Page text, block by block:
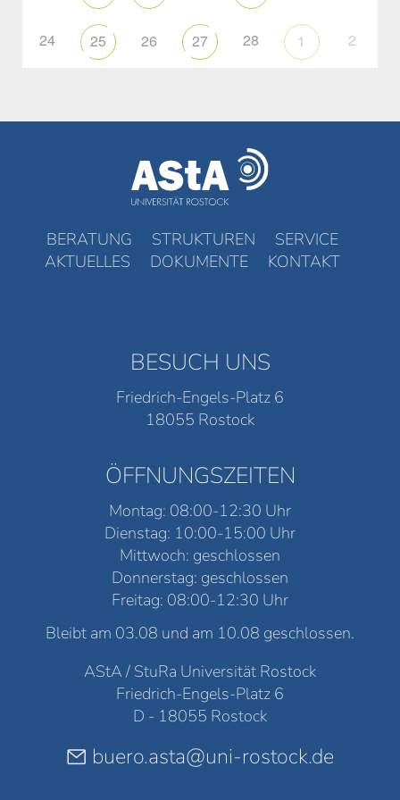
24 25 26 27 28 1 2
BERATUNG STRUKTUREN
SERVICE
AKTUELLES
DOKUMENTE KONTAKT
BESUCH UNS
Friedrich-Engels-Platz 6
18055 Rostock
ÖFFNUNGSZEITEN
Montag: 08:00-12:30 Uhr
Dienstag: 10:00-15:00 Uhr
Mittwoch: geschlossen
Donnerstag: geschlossen
Freitag: 08:00-12:30 Uhr
Bleibt am 03.08 und am 10.08 geschlossen.
AStA / StuRa Universität Rostock
Friedrich-Engels-Platz 6
D - 18055 Rostock
buero.asta@uni-rostock.de